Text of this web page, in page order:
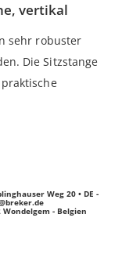
vertikal
sehr robuster
Die Sitzstange
Weg 20 • DE -
- Belgien